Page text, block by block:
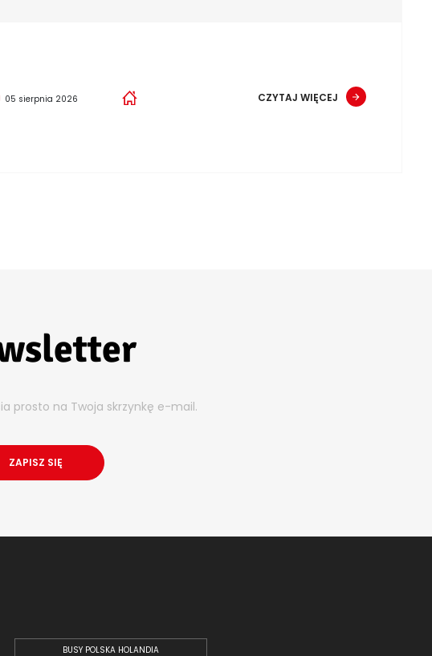
05 sierpnia 2026 CZYTAJ WIĘCEJ
prosto na Twoja skrzynkę e-mail.
BUSY POLSKA HOLANDIA